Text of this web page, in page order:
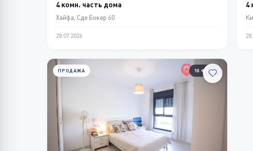
4 комн. часть дома
Хайфа, Сде Бокер 60
28.07.2026
4
10 ФОТО
ПРОДАЖА